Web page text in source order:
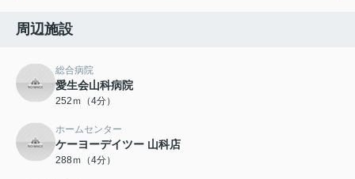
周辺施設
総合病院
愛生会山科病院
252ｍ（4分）
ホームセンター
ケーヨーデイツー 山科店
288ｍ（4分）